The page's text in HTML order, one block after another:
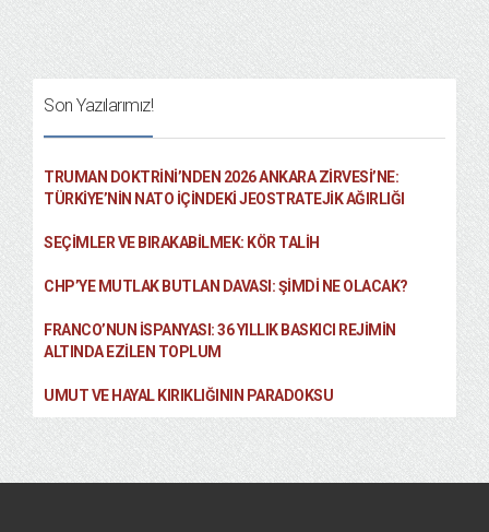
Son Yazılarımız!
TRUMAN DOKTRINI’NDEN 2026 ANKARA ZIRVESI’NE:
TÜRKIYE’NIN NATO İÇINDEKI JEOSTRATEJIK AĞIRLIĞI
SEÇIMLER VE BIRAKABILMEK: KÖR TALIH
CHP’YE MUTLAK BUTLAN DAVASI: ŞİMDİ NE OLACAK?
FRANCO’NUN İSPANYASI: 36 YILLIK BASKICI REJIMIN
ALTINDA EZILEN TOPLUM
UMUT VE HAYAL KIRIKLIĞININ PARADOKSU